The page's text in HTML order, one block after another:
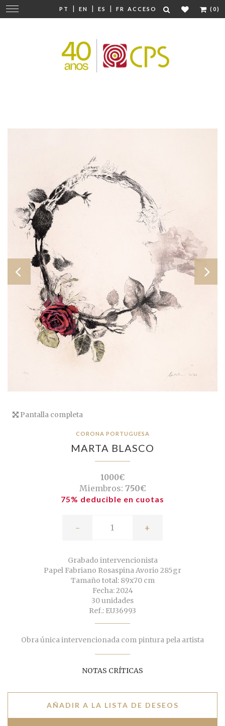
PT | EN | ES | FR ACCESO (0)
Cambiar
navegación
Pantalla completa
CORONA PORTUGUESA
MARTA BLASCO
1000€
Miembros: 750€
75% deducible en cuotas
- +
Grabado intervencionista
Papel Fabriano Rosaspina Avorio 285gr
Tamaño total: 89x70 cm
Fecha: 2024
30 unidades
Ref.: EU36993
Obra única intervencionada com pintura pela artista
NOTAS CRÍTICAS
AÑADIR A LA LISTA DE DESEOS